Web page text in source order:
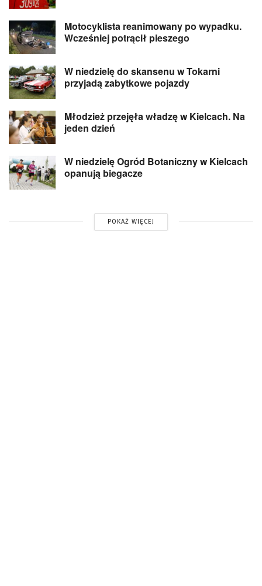
Motocyklista reanimowany po wypadku.
Wcześniej potrącił pieszego
W niedzielę do skansenu w Tokarni
przyjadą zabytkowe pojazdy
Młodzież przejęła władzę w Kielcach. Na
jeden dzień
W niedzielę Ogród Botaniczny w Kielcach
opanują biegacze
POKAŻ WIĘCEJ